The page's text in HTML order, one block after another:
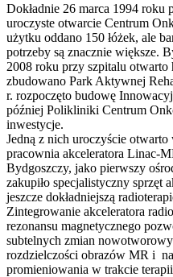
Dokładnie 26 marca 1994 roku
uroczyste otwarcie Centrum
użytku oddano 150 łóżek, ale
potrzeby są znacznie większe.
2008 roku przy szpitalu
zbudowano Park Aktywnej
r. rozpoczęto budowę
później Polikliniki Centrum
inwestycje.
Jedną z nich uroczyście
pracownia akceleratora Linac-
Bydgoszczy, jako pierwszy
zakupiło specjalistyczny sprzęt
jeszcze dokładniejszą
Zintegrowanie akceleratora
rezonansu magnetycznego
subtelnych zmian
rozdzielczości obrazów MR i
promieniowania w trakcie